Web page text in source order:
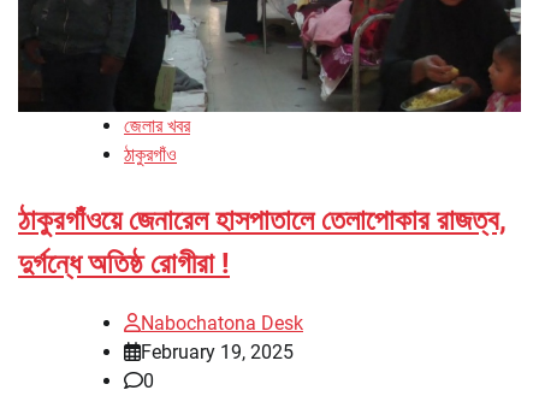
জেলার খবর
ঠাকুরগাঁও
ঠাকুরগাঁওয়ে জেনারেল হাসপাতালে তেলাপোকার রাজত্ব,
দুর্গন্ধে অতিষ্ঠ রোগীরা !
Nabochatona Desk
February 19, 2025
0